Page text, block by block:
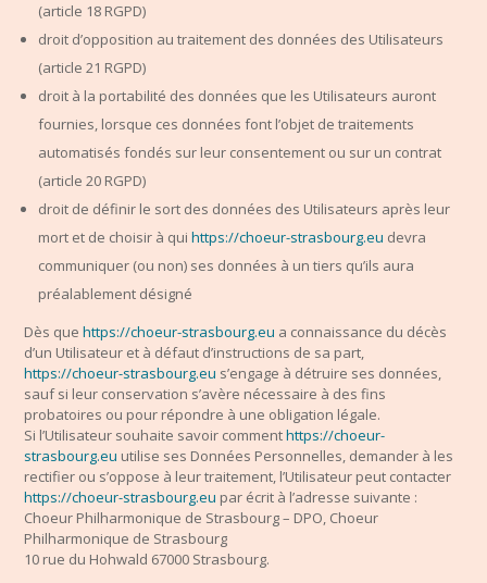
(article 18 RGPD)
droit d’opposition au traitement des données des Utilisateurs
(article 21 RGPD)
droit à la portabilité des données que les Utilisateurs auront
fournies, lorsque ces données font l’objet de traitements
automatisés fondés sur leur consentement ou sur un contrat
(article 20 RGPD)
droit de définir le sort des données des Utilisateurs après leur
mort et de choisir à quihttps://choeur-strasbourg.eu devra
communiquer (ou non) ses données à un tiers qu’ils aura
préalablement désigné
Dès quehttps://choeur-strasbourg.eu a connaissance du décès
d’un Utilisateur et à défaut d’instructions de sa part,
https://choeur-strasbourg.eu s’engage à détruire ses données,
sauf si leur conservation s’avère nécessaire à des fins
probatoires ou pour répondre à une obligation légale.
Si l’Utilisateur souhaite savoir commenthttps://choeur-
strasbourg.eu utilise ses Données Personnelles, demander à les
rectifier ou s’oppose à leur traitement, l’Utilisateur peut contacter
https://choeur-strasbourg.eu par écrit à l’adresse suivante :
Choeur Philharmonique de Strasbourg – DPO, Choeur
Philharmonique de Strasbourg
10 rue du Hohwald 67000 Strasbourg.